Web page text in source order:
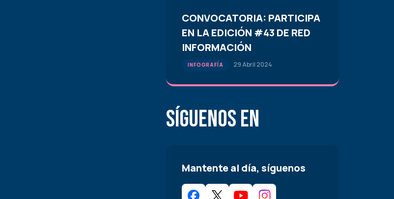
CONVOCATORIA: PARTICIPA
EN LA EDICIÓN #43 DE RED
INFORMACIÓN
INFOGRAFÍA 29 Abril 2024
Síguenos en
Mantente al día, síguenos